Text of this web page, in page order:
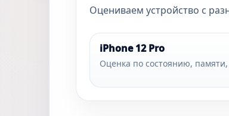
Оцениваем устройство с
iPhone 12 Pro
Оценка по состоянию, памяти,